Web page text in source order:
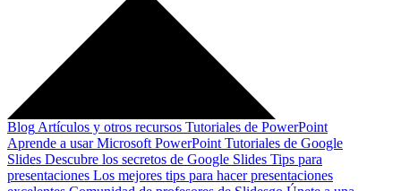
Blog Artículos y otros recursos Tutoriales de PowerPoint
Aprende a usar Microsoft PowerPoint Tutoriales de Google
Slides Descubre los secretos de Google Slides Tips para
presentaciones Los mejores tips para hacer presentaciones